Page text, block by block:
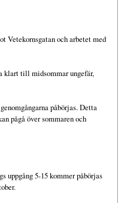
Vetekornsgatan och arbetet med
klart till midsommar ungefär,
påbörjas. Detta
pågå över sommaren och
uppgång 5-15 kommer påbörjas